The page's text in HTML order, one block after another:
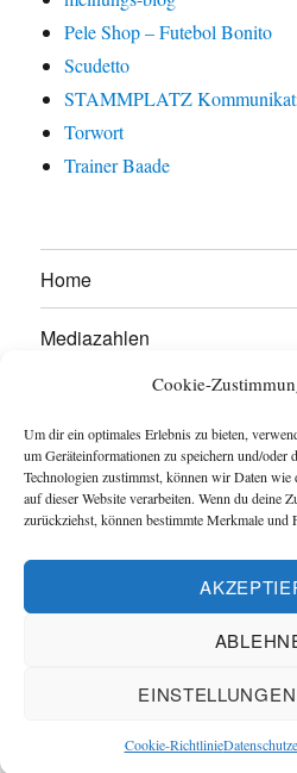
Cookie-
Um dir ein optimales Erlebnis zu bieten,
um Geräteinformationen zu speichern und/oder
Technologien zustimmst, können wir Daten
auf dieser Website verarbeiten. Wenn du deine
zurückziehst, können bestimmte Merkmale und
Cookie-Richtlinie
Pele Shop – Futebol Bonito
Scudetto
STAMMPLATZ
Torwort
Trainer Baade
Home
Mediazahlen
Werben Sie hier!
Kontakt
Impressum
Cookie-Richtlinie (EU)
-Geldsparwerk